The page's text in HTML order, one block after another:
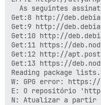
As seguintes
Get:8 http://
Get:9 http://
Get:10 http://
Get:11 https://
Get:12 http://
Get:13 https://
Reading package
W: GPG error: https://
E: O repositório
N: Atualizar a partir